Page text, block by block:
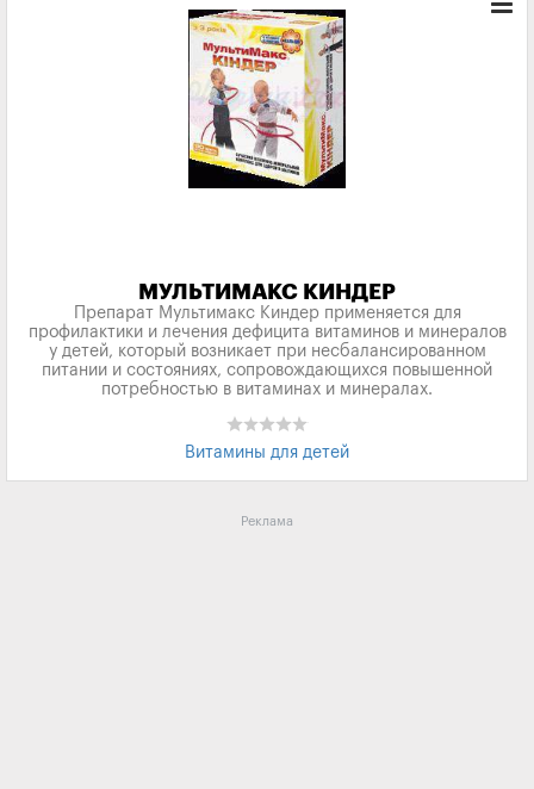
МУЛЬТИМАКС КИНДЕР
Препарат Мультимакс Киндер применяется для
профилактики и лечения дефицита витаминов и минералов
у детей, который возникает при несбалансированном
питании и состояниях, сопровождающихся повышенной
потребностью в витаминах и минералах.
Витамины для детей
Реклама